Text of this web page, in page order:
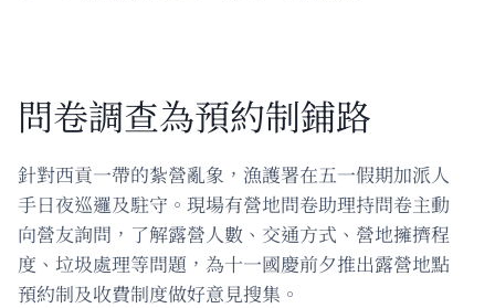
問卷調查為預約制鋪路
針對西貢一帶的紮營亂象，漁護署在五一假期加派人
手日夜巡邏及駐守。現場有營地問卷助理持問卷主動
向營友詢問，了解露營人數、交通方式、營地擁擠程
度、垃圾處理等問題，為十一國慶前夕推出露營地點
預約制及收費制度做好意見搜集。